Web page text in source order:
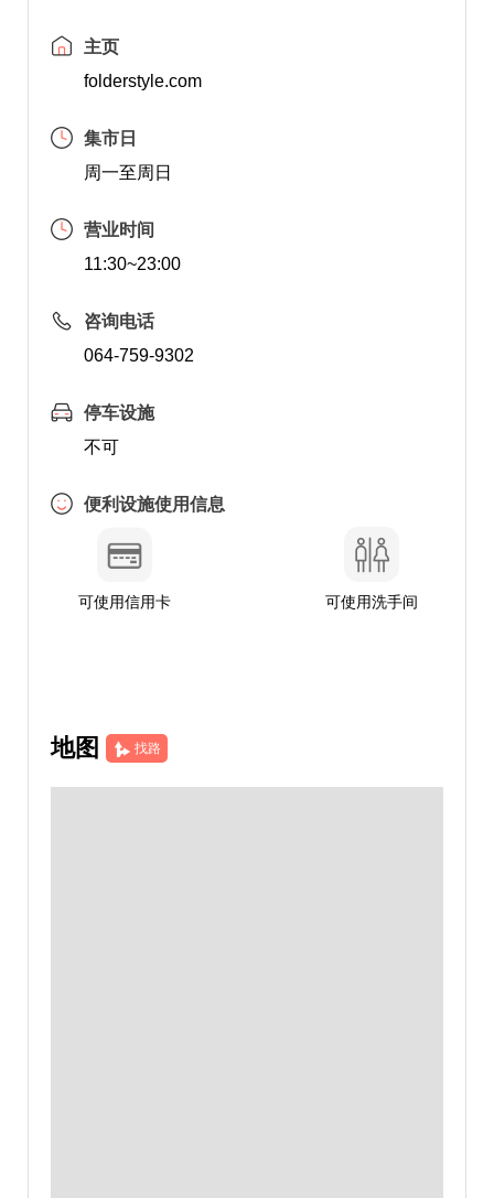
主页
folderstyle.com
集市日
周一至周日
营业时间
11:30~23:00
咨询电话
064-759-9302
停车设施
不可
便利设施使用信息
可使用信用卡 可使用洗手间
地图 找路